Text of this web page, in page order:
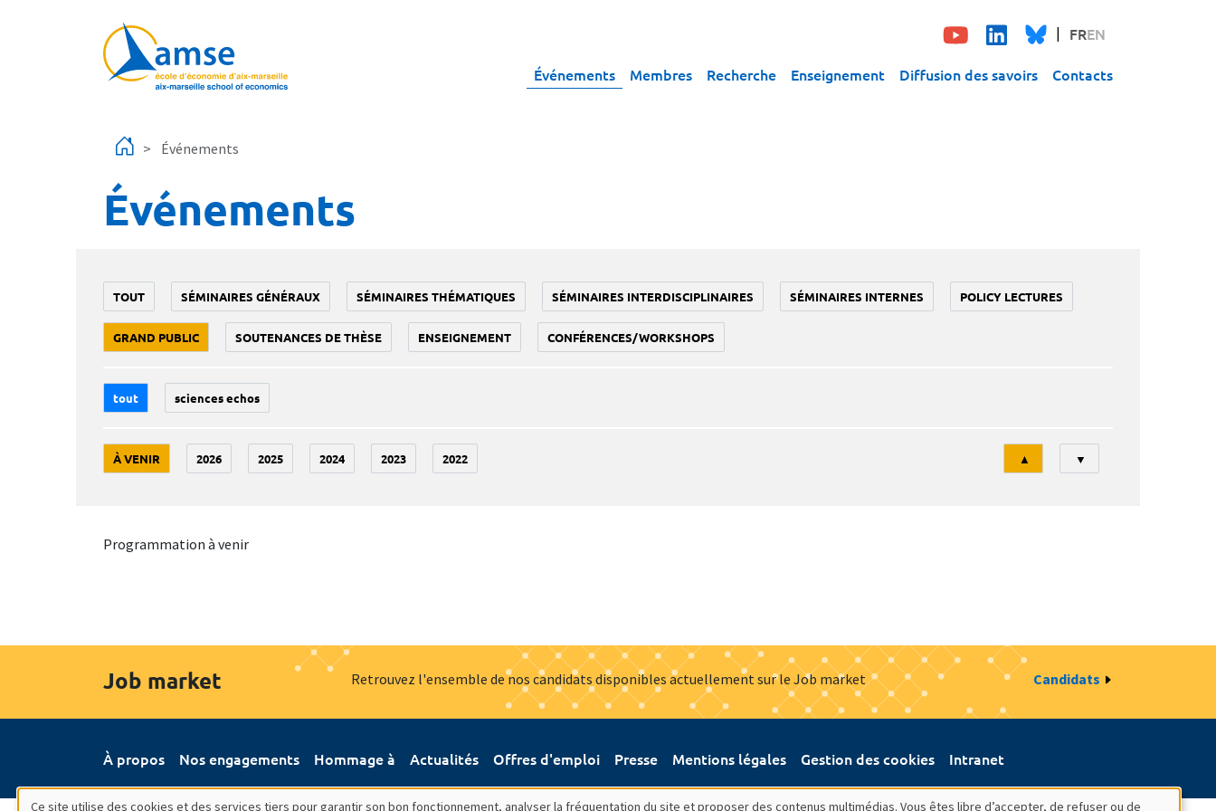
FREN
Événements Membres Recherche Enseignement Diffusion des savoirs Contacts
Événements
Événements
TOUT SÉMINAIRES GÉNÉRAUX SÉMINAIRES THÉMATIQUES SÉMINAIRES INTERDISCIPLINAIRES SÉMINAIRES INTERNES POLICY LECTURES
GRAND PUBLIC SOUTENANCES DE THÈSE ENSEIGNEMENT CONFÉRENCES/WORKSHOPS
tout sciences echos
À VENIR 2026 2025 2024 2023 2022
Tri
▲ ▼
Programmation à venir
Job market Retrouvez l'ensemble de nos candidats disponibles actuellement sur le Job market Candidats
À propos Nos engagements Hommage à Actualités Offres d'emploi Presse Mentions légales Gestion des cookies Intranet
Ce site utilise des cookies et des services tiers pour garantir son bon fonctionnement, analyser la fréquentation du site et proposer des contenus multimédias. Vous êtes libre d’accepter, de refuser ou de